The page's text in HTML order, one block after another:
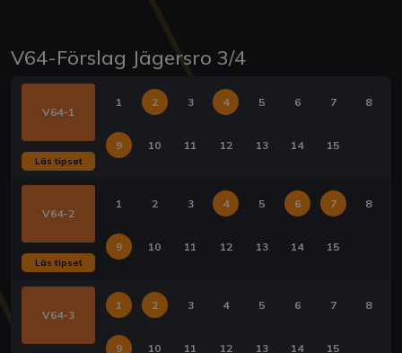
V64-Förslag Jägersro 3/4
V64-1
Läs tipset
1 2 3 4 5 6 7 8
9 10 11 12 13 14 15
V64-2
Läs tipset
1 2 3 4 5 6 7 8
9 10 11 12 13 14 15
V64-3
1 2 3 4 5 6 7 8
9 10 11 12 13 14 15